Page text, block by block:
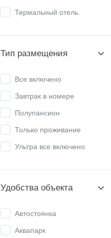
Термальный отель
Тип размещения
Все включено
Завтрак в номере
Полупансион
Только проживание
Ультра все включено
Удобства объекта
Автостоянка
Аквапарк